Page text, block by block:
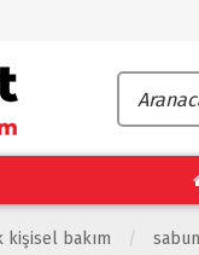
kişisel bakım